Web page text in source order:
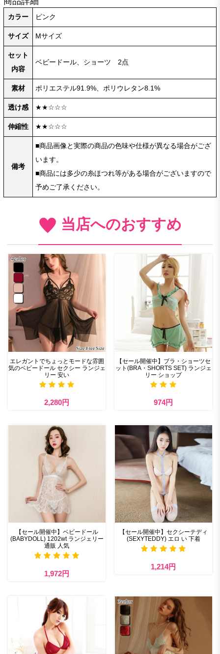
カラー ピンク
サイズ Mサイズ
セット
内容
ベビードール、ショーツ 2点
素材 ポリエステル91.9%、ポリウレタン8.1%
透け感 ★★☆☆☆
伸縮性 ★★☆☆☆
備考
■商品画像と実際の商品の色味や仕様が異なる場合がござ
います。
■商品には多少の糸ほつれ等がある場合がございますので
予めご了承ください。
当店へのおすすめ
エレガントでちょっとモードな雰囲
気のベビードール セクシー ランジェ
リー 安い
2,280円
【セール開催中】ブラ・ショーツセ
ット(BRA・SHORTS SET) ランジェ
リー ショップ
974円
【セール開催中】ベビードール
(BABYDOLL) 1202wt ランジェリー
通販 人気
1,972円
【セール開催中】セクシーテディ
(SEXYTEDDY) エロ い 下着
1,214円